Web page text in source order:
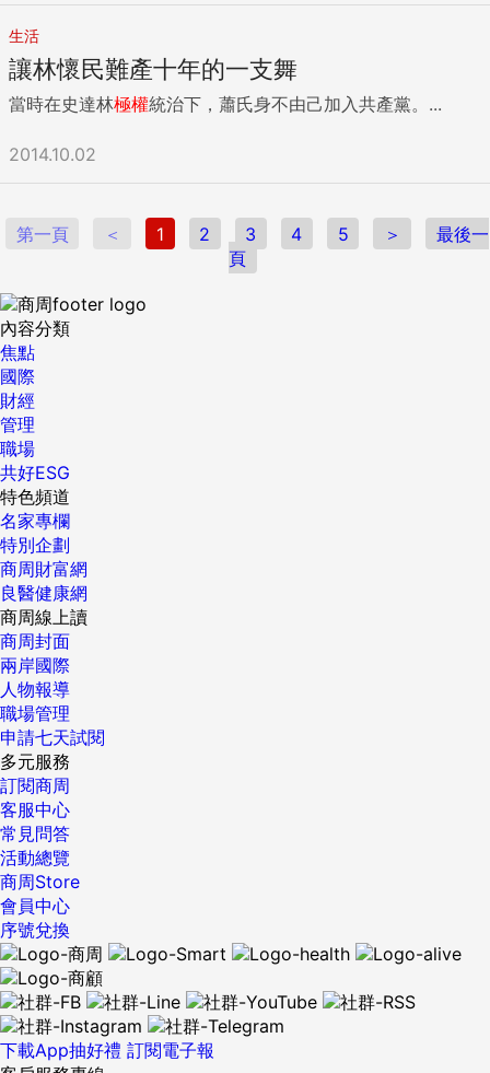
生活
讓林懷民難產十年的一支舞
當時在史達林極權統治下，蕭氏身不由己加入共產黨。...
2014.10.02
第一頁 ＜ 1 2 3 4 5 ＞
最後一
頁
內容分類
焦點
國際
財經
管理
職場
共好ESG
特色頻道
名家專欄
特別企劃
商周財富網
良醫健康網
商周線上讀
商周封面
兩岸國際
人物報導
職場管理
申請七天試閱
多元服務
訂閱商周
客服中心
常見問答
活動總覽
商周Store
會員中心
序號兌換
下載App抽好禮 訂閱電子報